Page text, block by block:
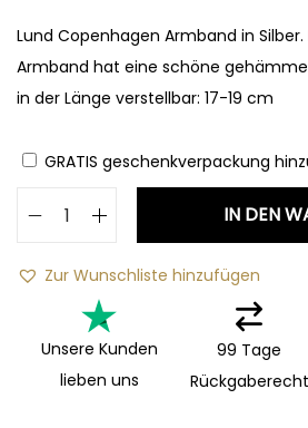
Lund Copenhagen Armband in
Armband hat eine schöne
in der Länge verstellbar: 17-19 cm
GRATIS geschenkverpackung
IN DEN
Zur Wunschliste hinzufügen
Unsere Kunden
lieben uns
99 Tage
Rückgaberecht